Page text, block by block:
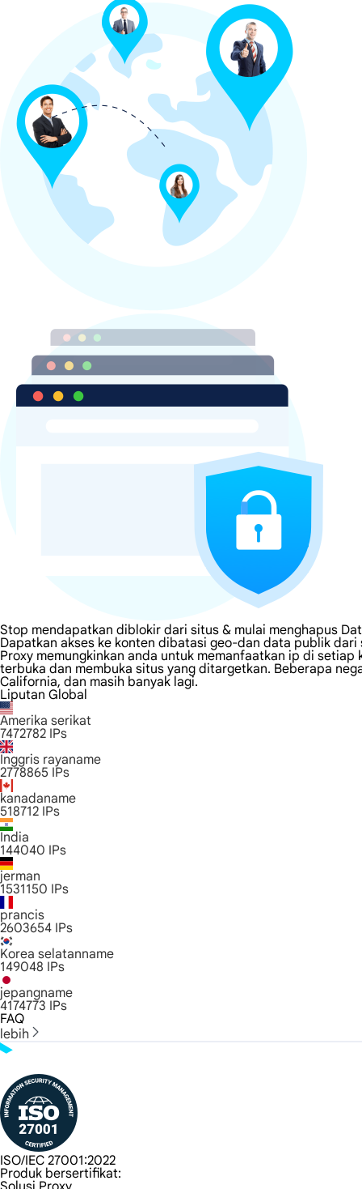
Stop mendapatkan diblokir dari situs & mulai menghapus
Dapatkan akses ke konten dibatasi geo-dan data publik dari
Proxy memungkinkan anda untuk memanfaatkan ip di
terbuka dan membuka situs yang ditargetkan. Beberapa
California, dan masih banyak lagi.
Liputan Global
Amerika serikat
7472782 IPs
Inggris rayaname
2778865 IPs
kanadaname
518712 IPs
India
144040 IPs
jerman
1531150 IPs
prancis
2603654 IPs
Korea selatanname
149048 IPs
jepangname
4174773 IPs
FAQ
lebih
ISO/IEC 27001:2022
Produk bersertifikat: